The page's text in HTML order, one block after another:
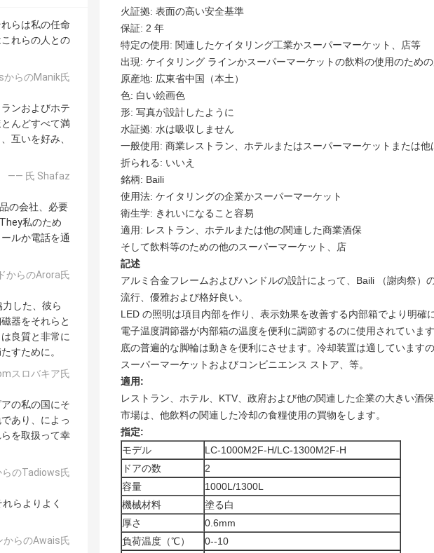
らは私の任命
れらの人との
らのManik氏
ンおよびホテ
んどすべて満
互いを好み、
—— 氏 Shafaz
の会社、必要
私のため
ルか電話を通
からのArora氏
した、彼ら
器をそれらと
良質と非常に
すために。
スロバキア氏
の私の国にそ
あり、によっ
を取扱って幸
のTadiows氏
らよりよく
らのAwais氏
火証拠: 表面の高い安全基準
保証: 2 年
特定の使用: 関連したケイタリング工業かスーパーマーケット、店等
出現: ケイタリング ラインかスーパーマーケットの飲料の使用のため
原産地: 広東省中国（本土）
色: 白い絵画色
形: 写真が設計したように
水証拠: 水は吸収しません
一般使用: 商業レストラン、ホテルまたはスーパーマーケットまたは
折られる: いいえ
銘柄: Baili
使用法: ケイタリングの企業かスーパーマーケット
衛生学: きれいになること容易
適用: レストラン、ホテルまたは他の関連した商業酒保
そして飲料等のための他のスーパーマーケット、店
記述
アルミ合金フレームおよびハンドルの設計によって、Baili （謝肉祭）
流行、優雅および格好良い。
LED の照明は項目内部を作り、表示効果を改善する内部箱でより明確
電子温度調節器が内部箱の温度を便利に調節するのに使用されています
底の普遍的な脚輪は動きを便利にさせます。冷却装置は適しています
スーパーマーケットおよびコンビニエンス ストア、等。
適用:
レストラン、ホテル、KTV、政府および他の関連した企業の大きい酒
市場は、他飲料の関連した冷却の食糧使用の買物をします。
指定:
モデル
LC-1000M2F-H/LC-1300M2F-H
ドアの数
2
容量
1000L/1300L
機械材料
塗る白
厚さ
0.6mm
負荷温度（℃）
0--10